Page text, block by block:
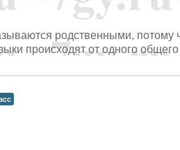
родственными, потому
происходят от одного